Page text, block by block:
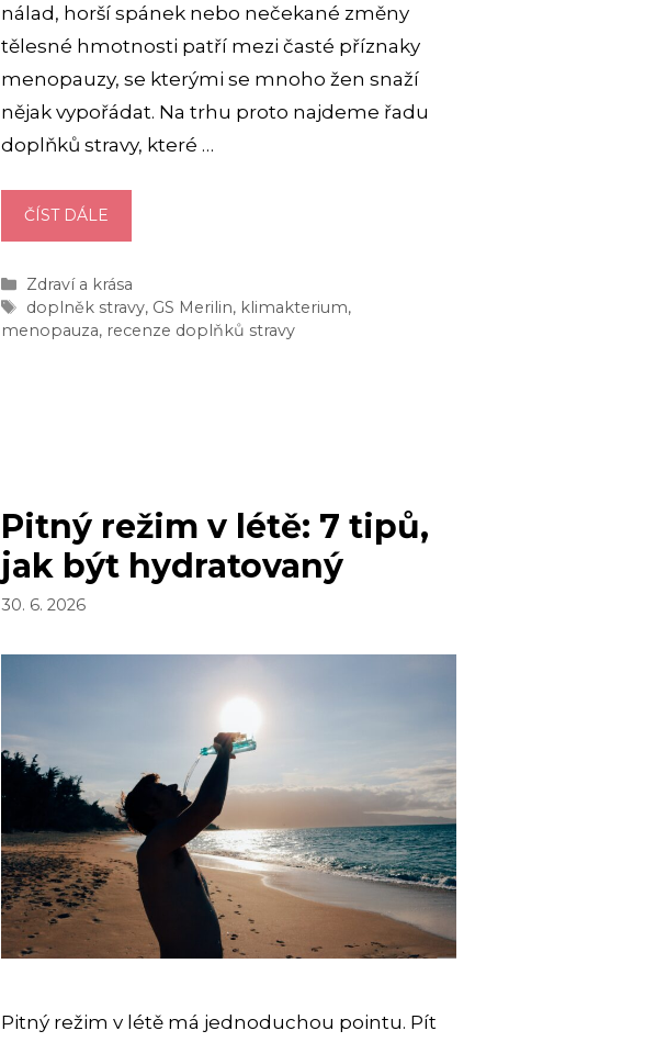
nálad, horší spánek nebo nečekané změny
tělesné hmotnosti patří mezi časté příznaky
menopauzy, se kterými se mnoho žen snaží
nějak vypořádat. Na trhu proto najdeme řadu
doplňků stravy, které …
ČÍST DÁLE
(RECENZE):
SKUTEČNĚ
NA
Rubriky
Zdraví a krása
Štítky
doplněk stravy, GS Merilin, klimakterium,
menopauza, recenze doplňků stravy
Pitný režim v létě: 7 tipů,
jak být hydratovaný
30. 6. 2026
Pitný režim v létě má jednoduchou pointu. Pít